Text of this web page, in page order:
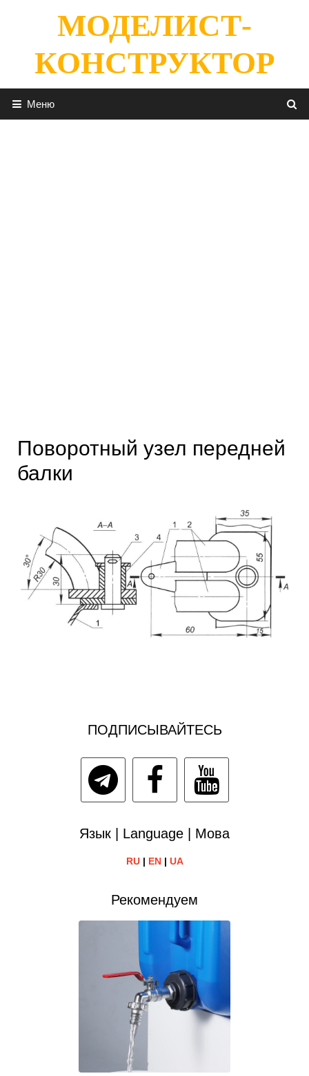
содержимомуМОДЕЛИСТ-
КОНСТРУКТОР
Меню
Поворотный узел передней
балки
ПОДПИСЫВАЙТЕСЬ
Язык | Language | Мова
RU| EN| UA
Рекомендуем